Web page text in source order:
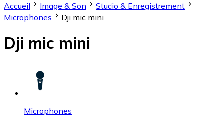
Accueil
Image & Son
Stu­dio & En­re­gis­tre­ment
Microphones
Dji mic mini
Dji mic mini
Microphones